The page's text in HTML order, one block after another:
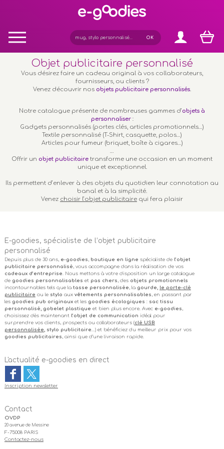
Objet publicitaire personnalisé
Vous désirez faire un cadeau original à vos collaborateurs,
fournisseurs, ou clients ?
Venez découvrir nos objets publicitaire personnalisés.
Notre catalogue présente de nombreuses gammes d’objets à
personnaliser:
Gadgets personnalisés (portes clés, articles promotionnels…)
Textile personnalisé (T-Shirt, casquette, polos…)
Articles pour fumeur (briquet, boîte à cigares…)
…
Offrir un objet publicitaire transforme une occasion en un moment
unique et exceptionnel.
Ils permettent d’enlever à des objets du quotidien leur connotation au
banal et à la simplicité.
Venez choisir l’objet publicitaire qui fera plaisir
E-goodies, spécialiste de l’objet publicitaire
personnalisé
Depuis plus de 30 ans, e-goodies boutique en ligne spécialiste de l’objet
publicitaire personnalisé , vous accompagne dans la réalisation de vos
cadeaux d’entreprise . Nous mettons à votre disposition un large catalogue
de goodies personnalisables et pas chers , des objets promotionnels
incontournables tels que la tasse personnalisée , la gourde,
le porte-clé
publicitaire ou le stylo aux vêtements personnalisables , en passant par
les goodies pub originauxet les goodies écologiques : sac tissu
personnalisé, gobelet plastique et bien plus encore. Avec e-goodies
choisissez dès maintenant
l’objet de communication idéal pour
surprendre vos clients, prospects ou collaborateurs (clé USB
personnalisée , stylo publicitaire …) et bénéficiez du meilleur prix pour vos
goodies publicitaires , ainsi que d’une livraison rapide.
L'actualité e-goodies en direct
Inscription newsletter
Contact
OVDP
20 avenue de Messine
F-75008 PARIS
Contactez-nous